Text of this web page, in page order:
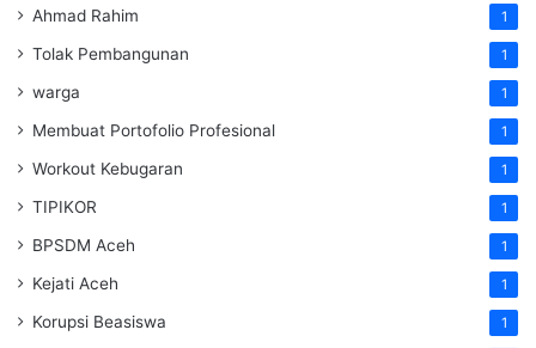
Ahmad Rahim 1
Tolak Pembangunan 1
warga 1
Membuat Portofolio Profesional 1
Workout Kebugaran 1
TIPIKOR 1
BPSDM Aceh 1
Kejati Aceh 1
Korupsi Beasiswa 1